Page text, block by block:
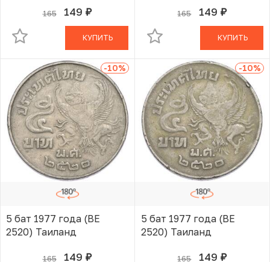
165 149 руб.
В КОРЗИНЕ
КУПИТЬ
165 149 руб.
В КОРЗИНЕ
КУПИТЬ
-10%
5 бат 1977 года (BE
2520) Таиланд
165 149 руб.
В КОРЗИНЕ
-10%
5 бат 1977 года (BE
2520) Таиланд
165 149 руб.
В КОРЗИНЕ